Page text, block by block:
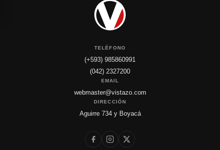
TELÉFONO
(+593) 985860991
(042) 2327200
EMAIL
webmaster@vistazo.com
DIRECCIÓN
Aguirre 734 y Boyacá